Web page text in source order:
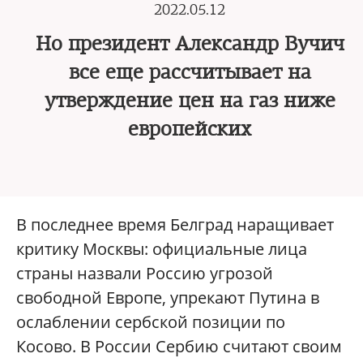
2022.05.12
Но президент Александр Вучич
все еще рассчитывает на
утверждение цен на газ ниже
европейских
В последнее время Белград наращивает
критику Москвы: официальные лица
страны назвали Россию угрозой
свободной Европе, упрекают Путина в
ослаблении сербской позиции по
Косово. В России Сербию считают своим